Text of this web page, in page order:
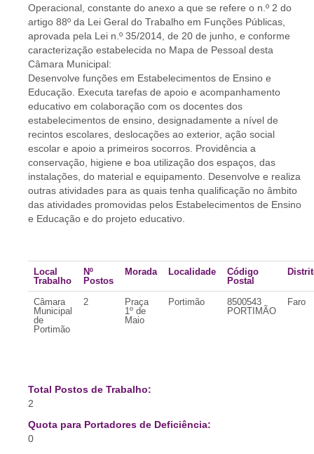
Operacional, constante do anexo a que se refere o n.º 2 do
artigo 88º da Lei Geral do Trabalho em Funções Públicas,
aprovada pela Lei n.º 35/2014, de 20 de junho, e conforme
caracterização estabelecida no Mapa de Pessoal desta
Câmara Municipal:
Desenvolve funções em Estabelecimentos de Ensino e
Educação. Executa tarefas de apoio e acompanhamento
educativo em colaboração com os docentes dos
estabelecimentos de ensino, designadamente a nível de
recintos escolares, deslocações ao exterior, ação social
escolar e apoio a primeiros socorros. Providência a
conservação, higiene e boa utilização dos espaços, das
instalações, do material e equipamento. Desenvolve e realiza
outras atividades para as quais tenha qualificação no âmbito
das atividades promovidas pelos Estabelecimentos de Ensino
e Educação e do projeto educativo.
Local
Trabalho
Nº
Postos
Morada Localidade
Código
Postal
Câmara
Municipal
de
Portimão
2
Praça
1º de
Maio
Portimão
8500543
PORTIMÃO
Faro
Total Postos de Trabalho:
2
Quota para Portadores de Deficiência:
0